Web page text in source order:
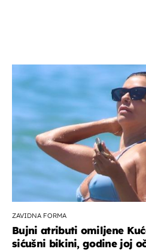
ZAVIDNA FORMA
Bujni atributi omiljene
sićušni bikini, godine joj